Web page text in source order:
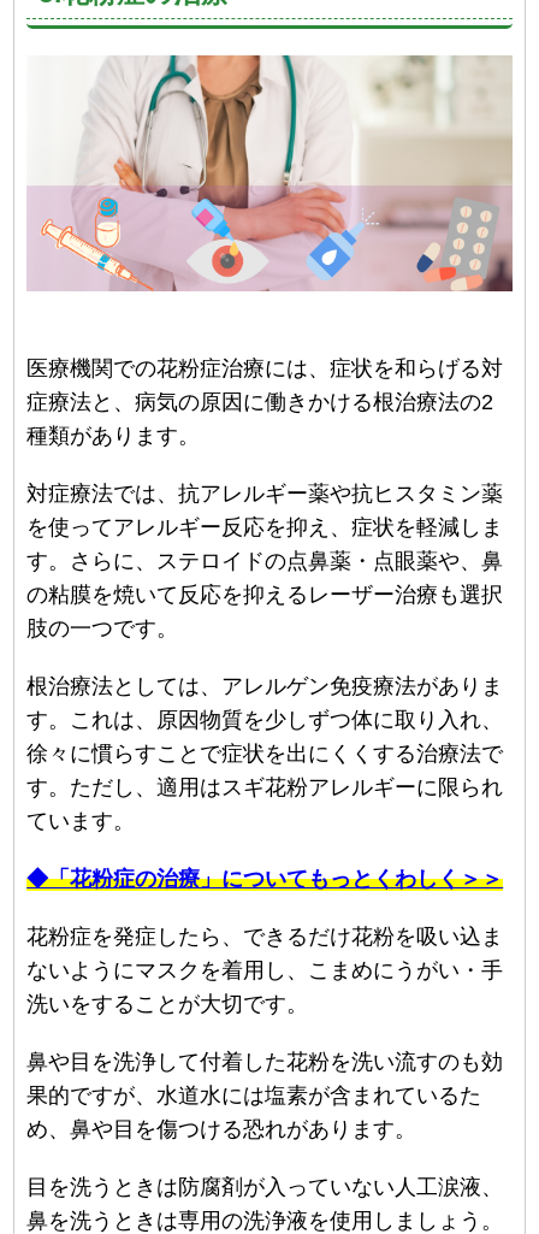
医療機関での花粉症治療には、症状を和らげる対
症療法と、病気の原因に働きかける根治療法の2
種類があります。
対症療法では、抗アレルギー薬や抗ヒスタミン薬
を使ってアレルギー反応を抑え、症状を軽減しま
す。さらに、ステロイドの点鼻薬・点眼薬や、鼻
の粘膜を焼いて反応を抑えるレーザー治療も選択
肢の一つです。
根治療法としては、アレルゲン免疫療法がありま
す。これは、原因物質を少しずつ体に取り入れ、
徐々に慣らすことで症状を出にくくする治療法で
す。ただし、適用はスギ花粉アレルギーに限られ
ています。
◆「花粉症の治療」についてもっとくわしく＞＞
花粉症を発症したら、できるだけ花粉を吸い込ま
ないようにマスクを着用し、こまめにうがい・手
洗いをすることが大切です。
鼻や目を洗浄して付着した花粉を洗い流すのも効
果的ですが、水道水には塩素が含まれているた
め、鼻や目を傷つける恐れがあります。
目を洗うときは防腐剤が入っていない人工涙液、
鼻を洗うときは専用の洗浄液を使用しましょう。